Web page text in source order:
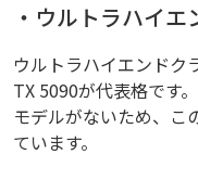
・ウルトラハイエ
ウルトラハイエンドク
TX 5090が代表格です
モデルがないため、こ
ています。